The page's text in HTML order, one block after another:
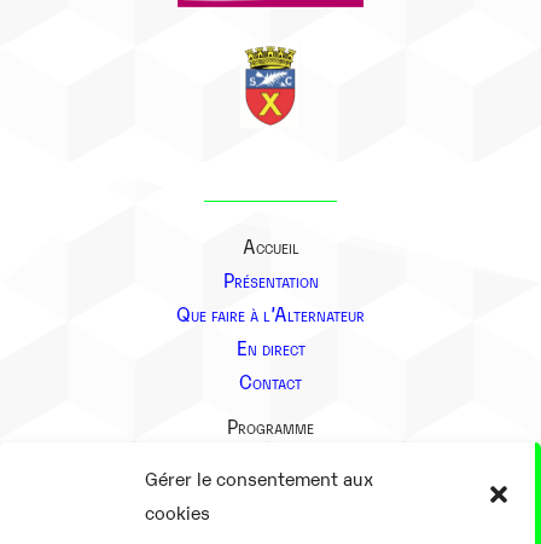
Gérer le consentement aux
cookies
Accueil
Présentation
Que faire à l’Alternateur
En direct
Contact
Programme
Présentation